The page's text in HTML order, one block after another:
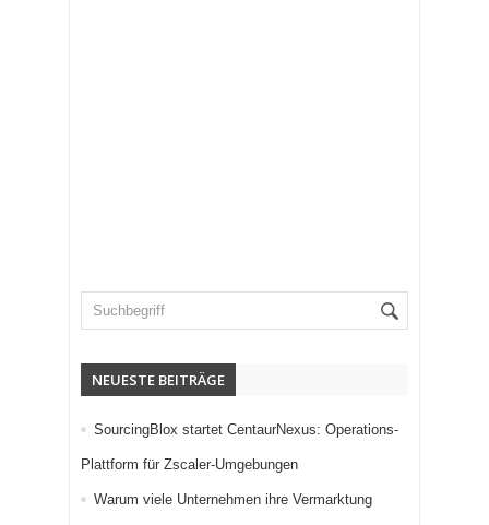
NEUESTE BEITRÄGE
SourcingBlox startet CentaurNexus: Operations-
Plattform für Zscaler-Umgebungen
Warum viele Unternehmen ihre Vermarktung